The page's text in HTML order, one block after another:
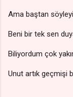
Ama baştan
Beni bir tek sen
Biliyordum çok
Unut artık geçmişi